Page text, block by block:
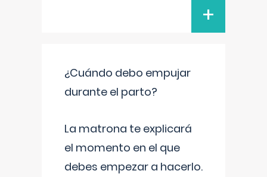
+
¿Cuándo debo empujar
durante el parto?
La matrona te explicará
el momento en el que
debes empezar a hacerlo.